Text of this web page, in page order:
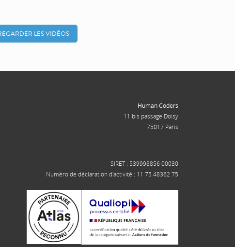
LES VIDÉOS
Human Coders
11 bis passage Doisy
75017 Paris
SIRET : 539998856 00030
Numéro de déclaration d'activité : 11 75 48362 75